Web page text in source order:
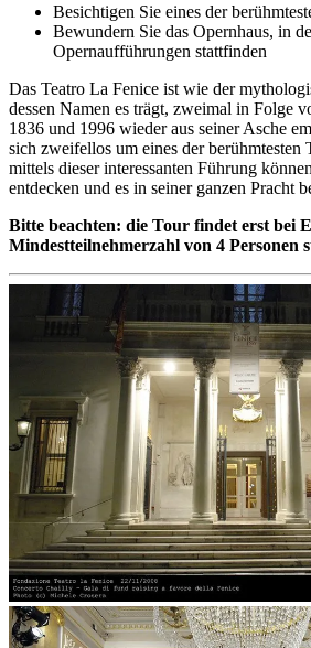
Besichtigen Sie eines der
Bewundern Sie das Opernhaus, in
Opernaufführungen stattfinden
Das Teatro La Fenice ist wie der
dessen Namen es trägt, zweimal in Folge
1836 und 1996 wieder aus seiner Asche
sich zweifellos um eines der berühmtesten
mittels dieser interessanten Führung
entdecken und es in seiner ganzen Pracht
Bitte beachten: die Tour findet erst bei
Mindestteilnehmerzahl von 4 Personen